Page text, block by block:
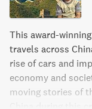
This award-
travels across
rise of cars and
economy and
moving stories of